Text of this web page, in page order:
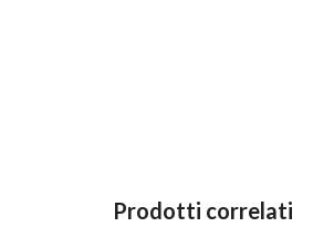
Prodotti correlati